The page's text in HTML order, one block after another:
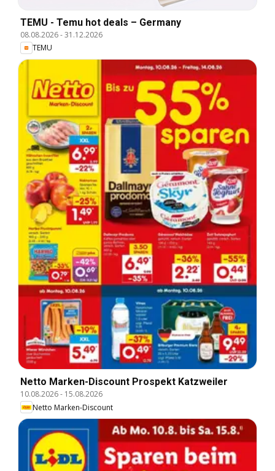
TEMU - Temu hot deals – Germany
08.08.2026-31.12.2026
TEMU
Netto Marken-Discount Prospekt Katzweiler
10.08.2026- 15.08.2026
Netto Marken-Discount